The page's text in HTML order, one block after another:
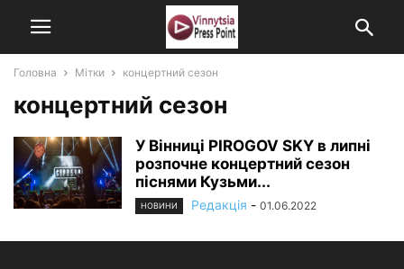
Головна Мітки концертний сезон
концертний сезон
У Вінниці PIROGOV SKY в липні
розпочне концертний сезон
піснями Кузьми...
НОВИНИ Редакція - 01.06.2022